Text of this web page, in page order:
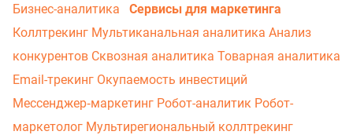
Бизнес-аналитика
Сервисы для маркетинга
Коллтрекинг Мультиканальная аналитика Анализ
конкурентов Сквозная аналитика Товарная аналитика
Email-трекинг Окупаемость инвестиций
Мессенджер‑маркетинг Робот-аналитик Робот-
маркетолог Мультирегиональный коллтрекинг